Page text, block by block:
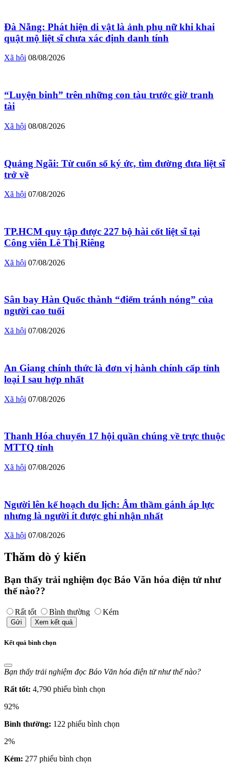
Đà Nẵng: Phát hiện di vật là ảnh phụ nữ khi khai
quật mộ liệt sĩ chưa xác định danh tính
Xã hội 08/08/2026
“Luyện binh” trên những con tàu trước giờ tranh
tài
Xã hội 08/08/2026
Quảng Ngãi: Từ cuốn sổ ký ức, tìm đường đưa liệt sĩ
trở về
Xã hội 07/08/2026
TP.HCM quy tập được 227 bộ hài cốt liệt sĩ tại
Công viên Lê Thị Riêng
Xã hội 07/08/2026
Sân bay Hàn Quốc thành “điểm tránh nóng” của
người cao tuổi
Xã hội 07/08/2026
An Giang chính thức là đơn vị hành chính cấp tỉnh
loại I sau hợp nhất
Xã hội 07/08/2026
Thanh Hóa chuyển 17 hội quần chúng về trực thuộc
MTTQ tỉnh
Xã hội 07/08/2026
Người lên kế hoạch du lịch: Âm thầm gánh áp lực
nhưng là người ít được ghi nhận nhất
Xã hội 07/08/2026
Thăm dò ý kiến
Bạn thấy trải nghiệm đọc Báo Văn hóa điện tử như
thế nào??
Rất tốt Bình thường Kém
Gửi Xem kết quả
Kết quả bình chọn
Bạn thấy trải nghiệm đọc Báo Văn hóa điện tử như thế nào?
Rất tốt: 4,790 phiếu bình chọn
92%
Bình thường: 122 phiếu bình chọn
2%
Kém: 277 phiếu bình chọn